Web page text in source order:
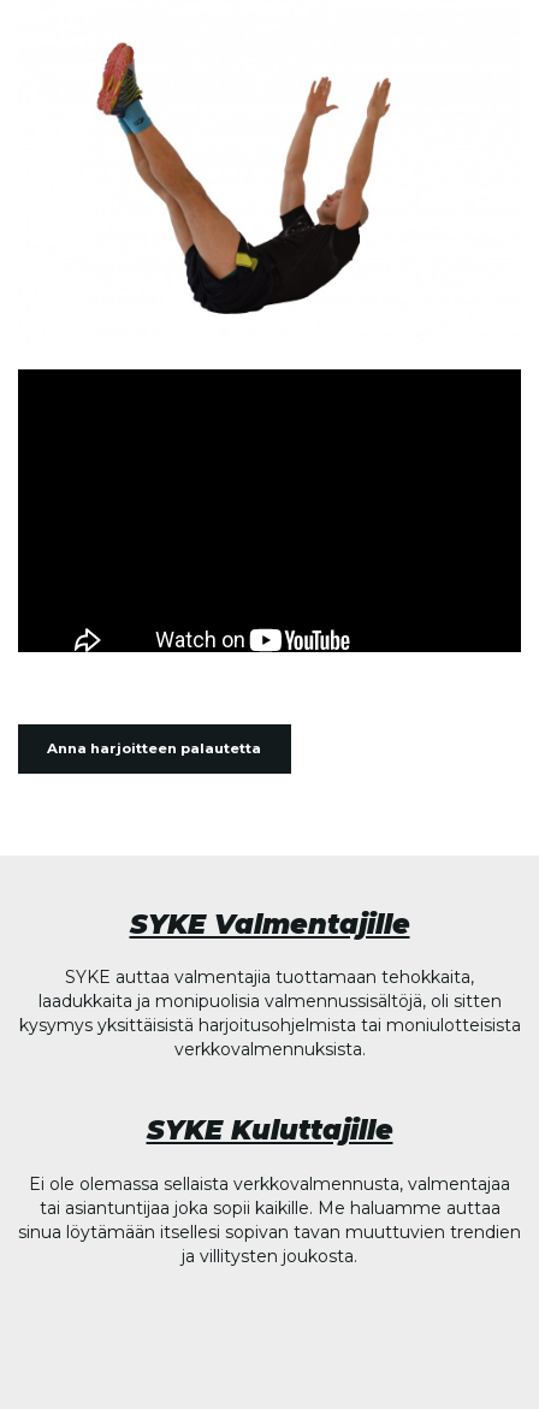
Anna harjoitteen palautetta
SYKE Valmentajille
SYKE auttaa valmentajia tuottamaan tehokkaita,
laadukkaita ja monipuolisia valmennussisältöjä, oli sitten
kysymys yksittäisistä harjoitusohjelmista tai moniulotteisista
verkkovalmennuksista.
SYKE Kuluttajille
Ei ole olemassa sellaista verkkovalmennusta, valmentajaa
tai asiantuntijaa joka sopii kaikille. Me haluamme auttaa
sinua löytämään itsellesi sopivan tavan muuttuvien trendien
ja villitysten joukosta.